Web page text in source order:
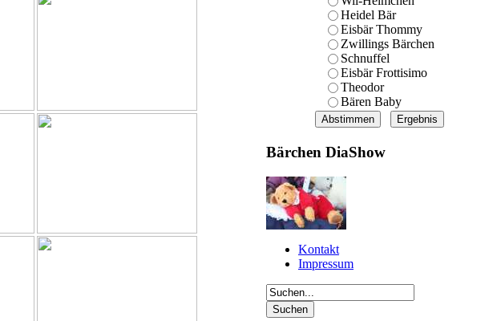
Heidel Bär
Eisbär Thommy
Zwillings Bärchen
Schnuffel
Eisbär Frottisimo
Theodor
Bären Baby
Bärchen DiaShow
Kontakt
Impressum